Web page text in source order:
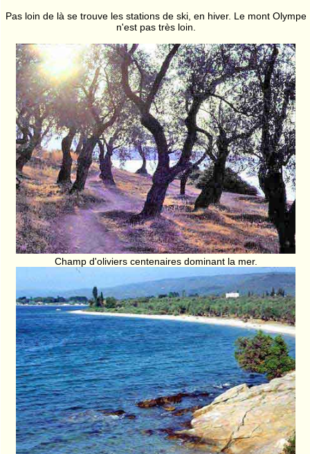
Pas loin de là se trouve les stations de ski, en hiver. Le mont Olympe
n'est pas très loin.
Champ d'oliviers centenaires dominant la mer.